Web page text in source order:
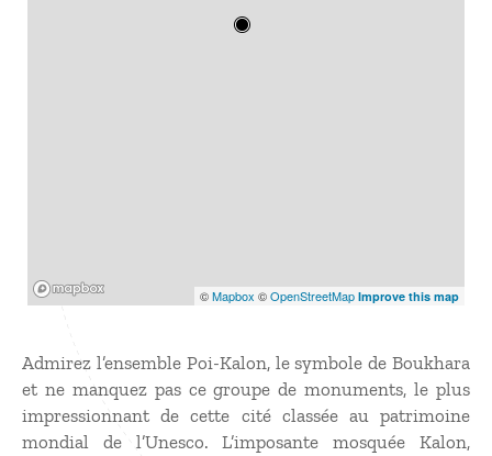
©Mapbox ©OpenStreetMap Improve this map
Admirez l’ensemble Poi-Kalon, le symbole de Boukhara
et ne manquez pas ce groupe de monuments, le plus
impressionnant de cette cité classée au patrimoine
mondial de l’Unesco. L’imposante mosquée Kalon,